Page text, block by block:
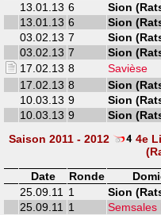
13.01.13 6 Sion
13.01.13 6 Sion
03.02.13 7 Sion
03.02.13 7 Sion
17.02.13 8 Savièse
17.02.13 8 Sion
10.03.13 9 Sion
10.03.13 9 Sion
Saison 2011 - 2012
4e
Date
Ronde
25.09.11
1 Sion
25.09.11
1 Semsales